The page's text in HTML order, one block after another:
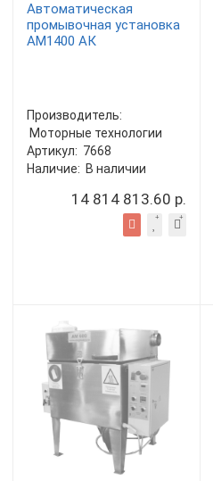
Автоматическая
промывочная установка
АМ1400 АК
Производитель:
Моторные технологии
Артикул: 7668
Наличие: В наличии
14 814 813.60 р.